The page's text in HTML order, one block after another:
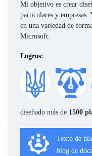
Mi objetivo es crear
particulares y
en una variedad de
Microsoft.
Logros:
diseñado más de 1500
Texto de
blog de